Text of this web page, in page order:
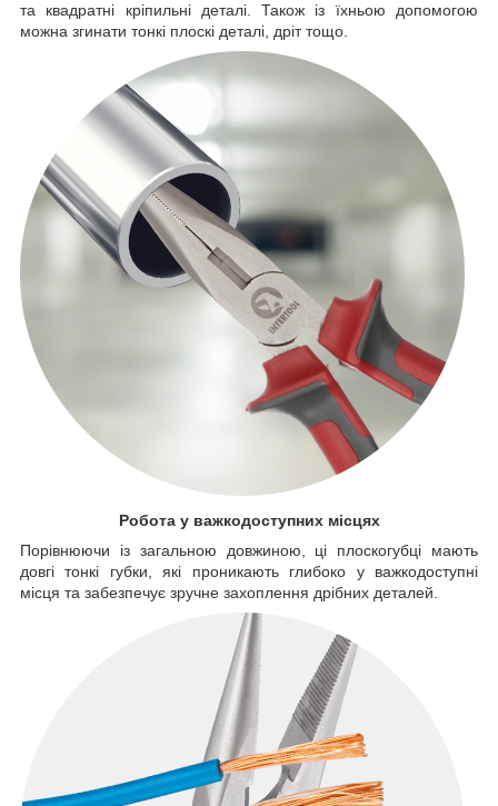
та квадратні кріпильні деталі. Також із їхньою допомогою
можна згинати тонкі плоскі деталі, дріт тощо.
Робота у важкодоступних місцях
Порівнюючи із загальною довжиною, ці плоскогубці мають
довгі тонкі губки, які проникають глибоко у важкодоступні
місця та забезпечує зручне захоплення дрібних деталей.